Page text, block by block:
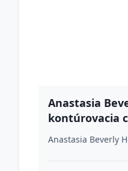
Anastasia
kontúrovacia
odtieň
Anastasia Beverly